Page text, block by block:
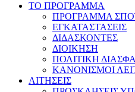
ΤΟ ΠΡΟΓΡΑΜΜΑ
ΠΡΟΓΡΑΜΜΑ
ΕΓΚΑΤΑΣΤΑΣΕΙΣ
ΔΙΔΑΣΚΟΝΤΕΣ
ΔΙΟΙΚΗΣΗ
ΠΟΛΙΤΙΚΗ
ΚΑΝΟΝΙΣΜΟΙ
ΑΙΤΗΣΕΙΣ